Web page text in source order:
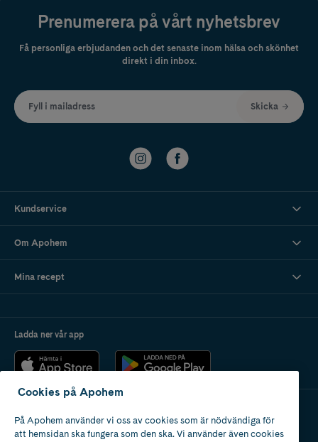
Prenumerera på vårt nyhetsbrev
Få personliga erbjudanden och det senaste inom hälsa och skönhet
direkt i din inbox.
Fyll i mailadress Skicka
Kundservice
Om Apohem
Mina recept
Ladda ner vår app
Apotek med tillstånd
av Läkemedelsverket
Cookies på Apohem
På Apohem använder vi oss av cookies som är nödvändiga för
att hemsidan ska fungera som den ska. Vi använder även cookies